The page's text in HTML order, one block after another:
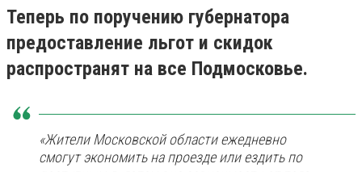
Теперь по поручению губернатора
предоставление льгот и скидок
распространят на все Подмосковье.
«Жители Московской области ежедневно
смогут экономить на проезде или ездить по